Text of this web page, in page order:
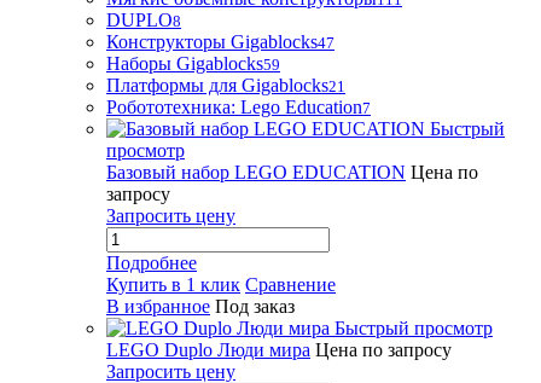
DUPLO8
Конструкторы Gigablocks47
Наборы Gigablocks59
Платформы для Gigablocks21
Робототехника: Lego Education7
Быстрый
просмотр
Базовый набор LEGO EDUCATION Цена по
запросу
Запросить цену
Подробнее
Купить в 1 клик Сравнение
В избранное Под заказ
Быстрый просмотр
LEGO Duplo Люди мира Цена по запросу
Запросить цену